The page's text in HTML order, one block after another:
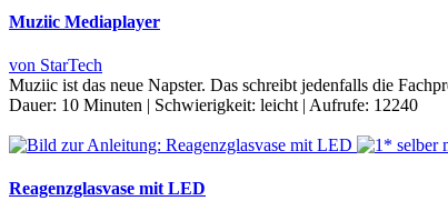
Muziic Mediaplayer
von StarTech
Muziic ist das neue Napster. Das schreibt jedenfalls die
Dauer: 10 Minuten | Schwierigkeit: leicht | Aufrufe: 12240
Reagenzglasvase mit LED